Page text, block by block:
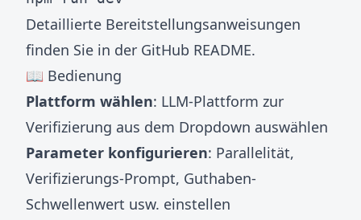
Detaillierte Bereitstellungsanweisungen
finden Sie in der GitHub README.
📖 Bedienung
Plattform wählen: LLM-Plattform zur
Verifizierung aus dem Dropdown auswählen
Parameter konfigurieren: Parallelität,
Verifizierungs-Prompt, Guthaben-
Schwellenwert usw. einstellen